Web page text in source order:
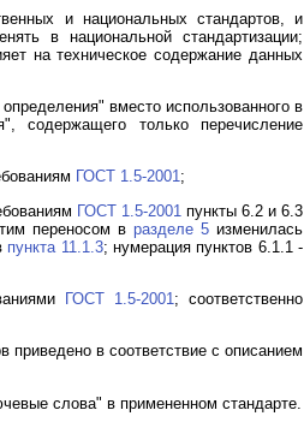
и национальных стандартов, и
в национальной стандартизации;
на техническое содержание данных
вместо использованного в
содержащего только перечисление
ГОСТ 1.5-2001;
ГОСТ 1.5-2001 пункты 6.2 и 6.3
переносом вразделе 5 изменилась
пункта 11.1.3; нумерация пунктов 6.1.1 -
ГОСТ 1.5-2001 ; соответственно
в соответствие с описанием
слова" в примененном стандарте.